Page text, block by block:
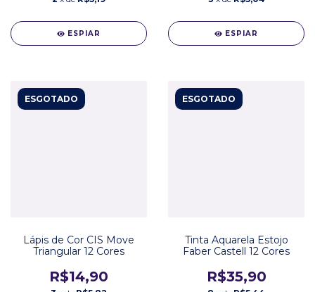
ESPIAR ESPIAR
ESGOTADO
Lápis de Cor CIS Move
Triangular 12 Cores
R$14,90
ESGOTADO
Tinta Aquarela Estojo
Faber Castell 12 Cores
R$35,90